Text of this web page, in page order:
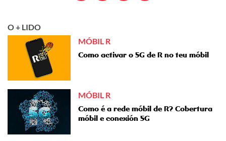
O + LIDO
MÓBIL R
Como activar o 5G de R no teu móbil
MÓBIL R
Como é a rede móbil de R? Cobertura
móbil e conexión 5G